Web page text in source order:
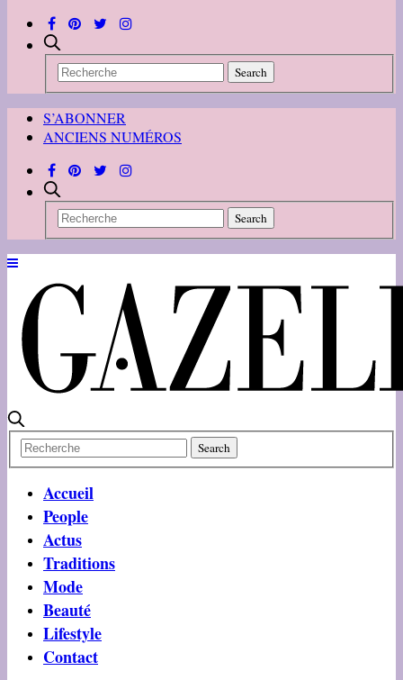
S’ABONNER
ANCIENS NUMÉROS
Accueil
People
Actus
Traditions
Mode
Beauté
Lifestyle
Contact